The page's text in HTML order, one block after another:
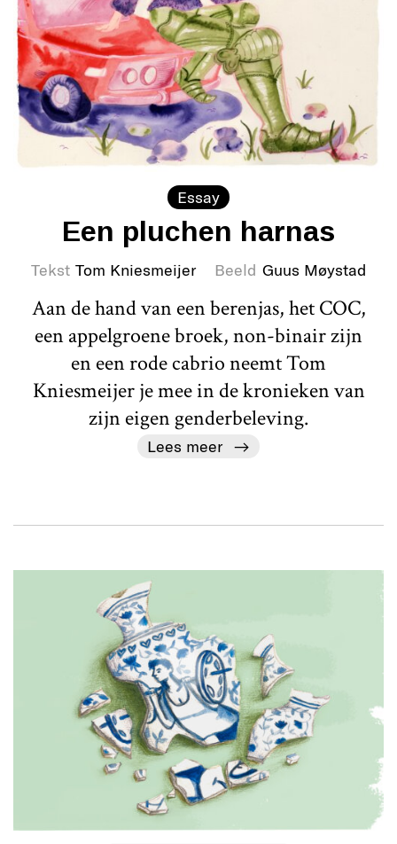
Essay
Een pluchen harnas
Tekst Tom Kniesmeijer Beeld Guus Møystad
Aan de hand van een berenjas, het COC,
een appelgroene broek, non-binair zijn
en een rode cabrio neemt Tom
Kniesmeijer je mee in de kronieken van
zijn eigen genderbeleving.
Lees meer